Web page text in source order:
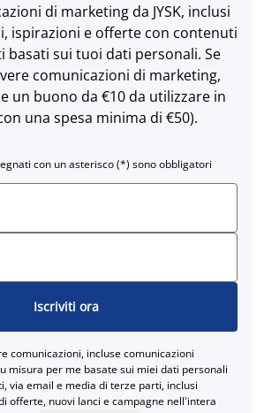
di marketing da JYSK, inclusi
ispirazioni e offerte con contenuti
basati sui tuoi dati personali. Se
comunicazioni di marketing,
un buono da €10 da utilizzare in
una spesa minima di €50).
con un asterisco (*) sono obbligatori
Iscriviti ora
comunicazioni, incluse comunicazioni
misura per me basate sui miei dati personali
via email e media di terze parti, inclusi
offerte, nuovi lanci e campagne nell'intera